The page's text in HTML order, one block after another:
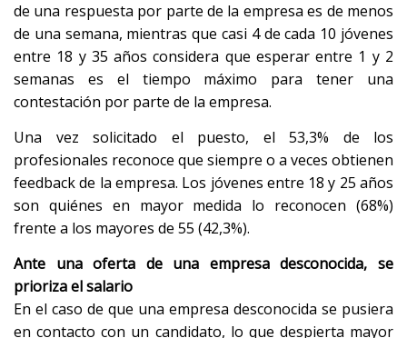
de una respuesta por parte de la empresa es de menos
de una semana, mientras que casi 4 de cada 10 jóvenes
entre 18 y 35 años considera que esperar entre 1 y 2
semanas es el tiempo máximo para tener una
contestación por parte de la empresa.
Una vez solicitado el puesto, el 53,3% de los
profesionales reconoce que siempre o a veces obtienen
feedback de la empresa. Los jóvenes entre 18 y 25 años
son quiénes en mayor medida lo reconocen (68%)
frente a los mayores de 55 (42,3%).
Ante una oferta de una empresa desconocida, se
prioriza el salario
En el caso de que una empresa desconocida se pusiera
en contacto con un candidato, lo que despierta mayor